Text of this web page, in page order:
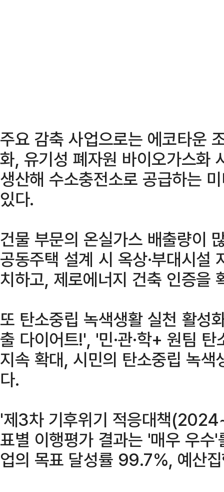
주요 감축 사업으로는 에코타운
화, 유기성 폐자원 바이오가스화
생산해 수소충전소로 공급하는
있다.
건물 부문의 온실가스 배출량이
공동주택 설계 시 옥상·부대시설
치하고, 제로에너지 건축 인증을
또 탄소중립 녹색생활 실천 활성
출 다이어트!', '민·관·학+ 원팀
지속 확대, 시민의 탄소중립 녹
다.
'제3차 기후위기 적응대책
표별 이행평가 결과는 '매우 우
업의 목표 달성률 99.7%, 예산